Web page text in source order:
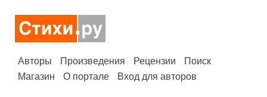
Авторы Произведения Рецензии
Поиск
Магазин
О портале Вход для авторов